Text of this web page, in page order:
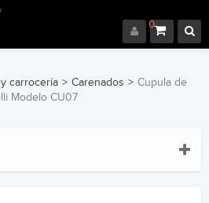
0
carrocería > Carenados > Cupula de
Modelo CU07